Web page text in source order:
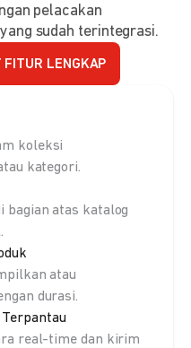
pelacakan
sudah terintegrasi.
FITUR LENGKAP
koleksi
kategori.
bagian atas katalog
atau
durasi.
real-time dan kirim